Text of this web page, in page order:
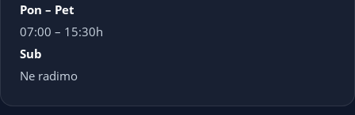
Pon – Pet
07:00 – 15:30h
Sub
Ne radimo